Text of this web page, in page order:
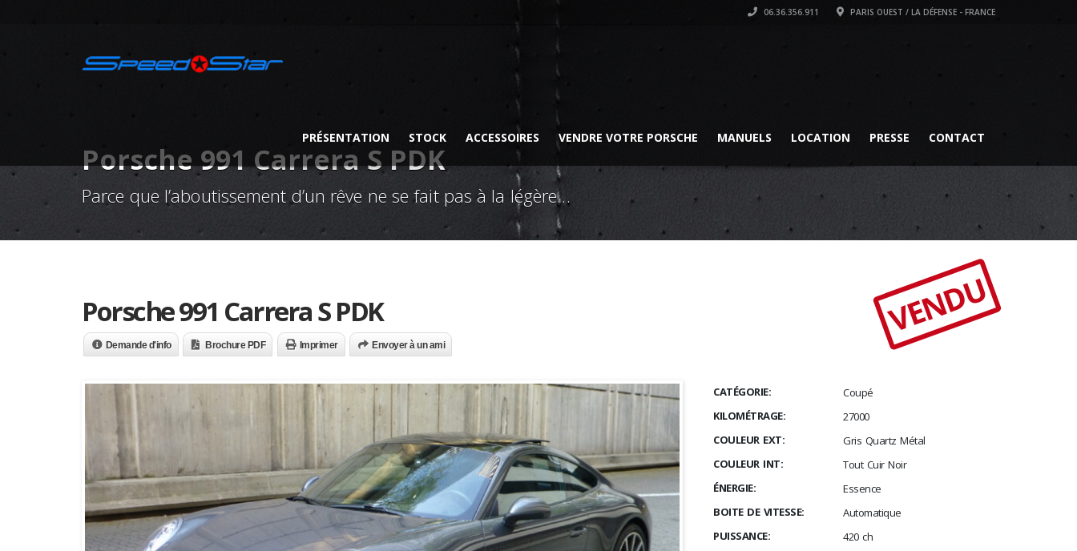
06.36.356.911 PARIS OUEST / LA DÉFENSE - FRANCE
PRÉSENTATION STOCK ACCESSOIRES VENDRE VOTRE PORSCHE MANUELS LOCATION PRESSE CONTACT
Porsche 991 Carrera S PDK
Parce que l’aboutissement d’un rêve ne se fait pas à la légère…
Porsche 991 Carrera S PDK VENDU
Demande d'info Brochure PDF Imprimer Envoyer à un ami
CATÉGORIE:
Coupé
KILOMÉTRAGE:
27000
COULEUR EXT:
Gris Quartz Métal
COULEUR INT:
Tout Cuir Noir
ÉNERGIE:
Essence
BOITE DE VITESSE:
Automatique
PUISSANCE:
420 ch